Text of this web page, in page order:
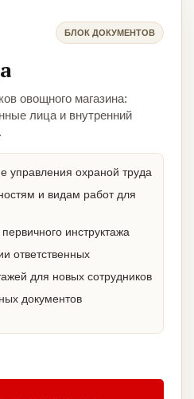
БЛОК ДОКУМЕНТОВ
овощного магазина:
лица и внутренний
управления охраной труда
и видам работ для
инструктажа
ответственных
для новых сотрудников
документов